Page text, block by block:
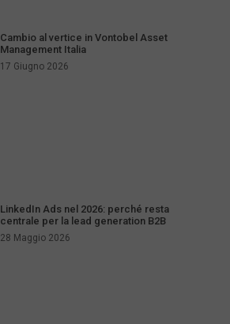
Cambio al vertice in Vontobel Asset
Management Italia
17 Giugno 2026
LinkedIn Ads nel 2026: perché resta
centrale per la lead generation B2B
28 Maggio 2026